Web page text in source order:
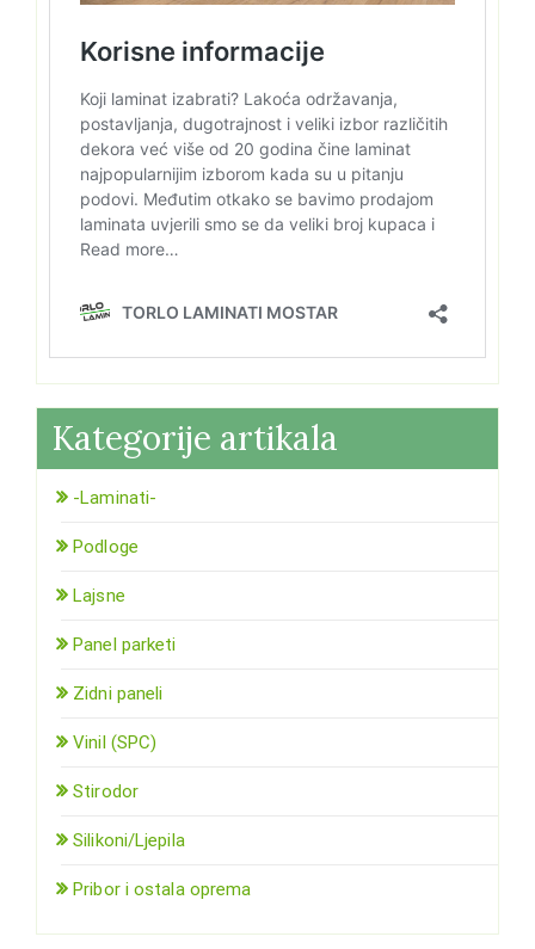
Kategorije artikala
-Laminati-
Podloge
Lajsne
Panel parketi
Zidni paneli
Vinil (SPC)
Stirodor
Silikoni/Ljepila
Pribor i ostala oprema